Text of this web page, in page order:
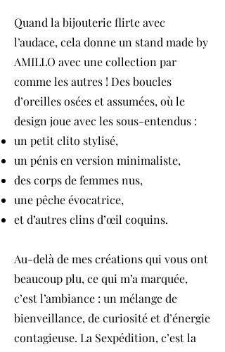
Quand la bijouterie flirte avec
l’audace, cela donne un stand made by
AMILLO avec une collection par
comme les autres ! Des boucles
d’oreilles osées et assumées, où le
design joue avec les sous-entendus :
un petit clito stylisé,
un pénis en version minimaliste,
des corps de femmes nus,
une pêche évocatrice,
et d’autres clins d’œil coquins.
Au-delà de mes créations qui vous ont
beaucoup plu, ce qui m’a marquée,
c’est l’ambiance : un mélange de
bienveillance, de curiosité et d’énergie
contagieuse. La Sexpédition, c’est la